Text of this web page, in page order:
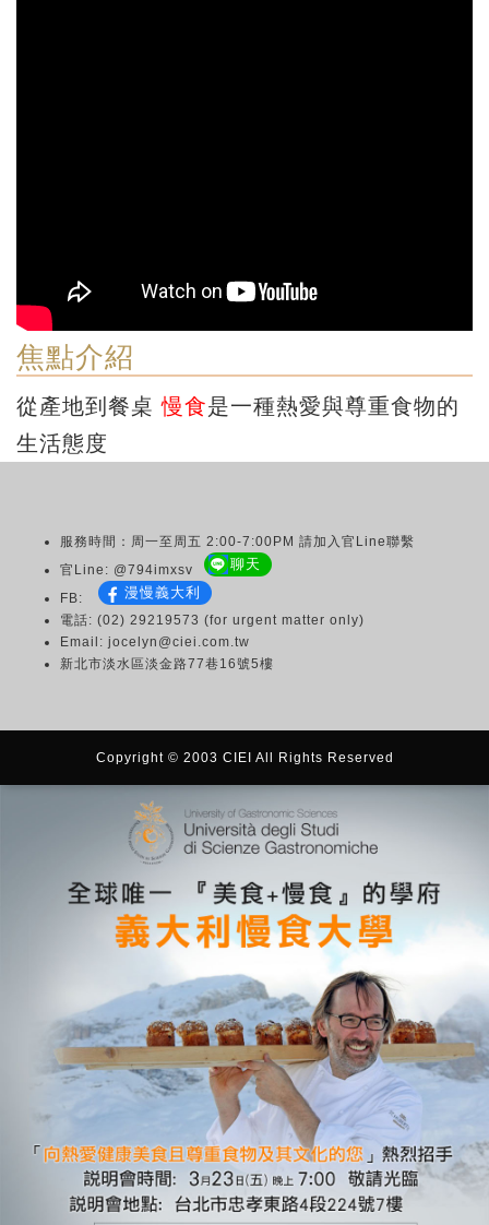
焦點介紹
從產地到餐桌慢食是一種熱愛與尊重食物的
生活態度
服務時間：周一至周五 2:00-7:00PM 請加入官Line聯繫
官Line: @794imxsv
聊天
FB: 漫慢義大利
電話: (02) 29219573 (for urgent matter only)
Email: jocelyn@ciei.com.tw
新北市淡水區淡金路77巷16號5樓
Copyright © 2003 CIEI All Rights Reserved